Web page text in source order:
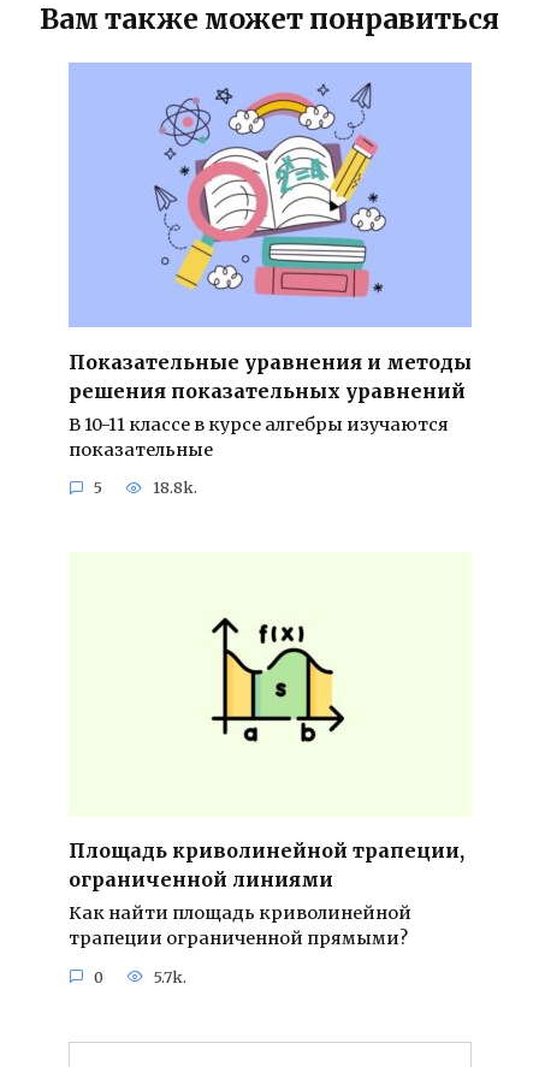
Вам также может понравиться
Показательные уравнения и методы
решения показательных уравнений
В 10-11 классе в курсе алгебры изучаются
показательные
5 18.8k.
Площадь криволинейной трапеции,
ограниченной линиями
Как найти площадь криволинейной
трапеции ограниченной прямыми?
0 5.7k.